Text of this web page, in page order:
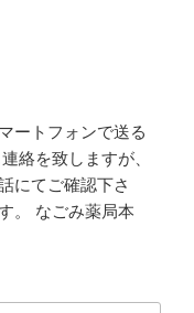
ートフォンで送る
絡を致しますが、
にてご確認下さ
。 なごみ薬局本